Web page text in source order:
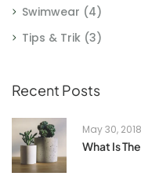
Swimwear (4)
Tips & Trik (3)
Recent Posts
May 30, 2018
What Is